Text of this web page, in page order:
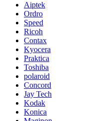
Aiptek
Ordro
Speed
Ricoh
Contax
Kyocera
Praktica
Toshiba
polaroid
Concord
Jay Tech
Kodak
Konica